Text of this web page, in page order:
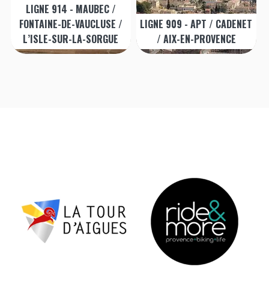
LIGNE 914 - MAUBEC /
FONTAINE-DE-VAUCLUSE /
L’ISLE-SUR-LA-SORGUE
LIGNE 909 - APT / CADENET
/ AIX-EN-PROVENCE